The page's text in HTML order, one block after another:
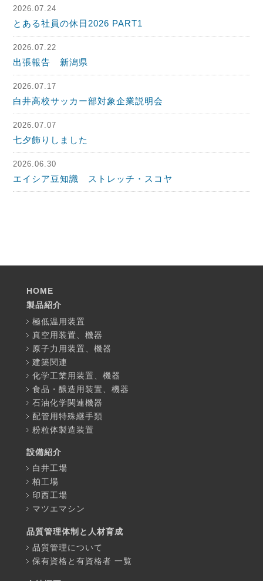
2026.07.24
とある社員の休日2026 PART1
2026.07.22
出張報告 新潟県
2026.07.17
白井高校サッカー部対象企業説明会
2026.07.07
七夕飾りしました
2026.06.30
エイシア豆知識 ストレッチ・スコヤ
HOME
製品紹介
極低温用装置
真空用装置、機器
原子力用装置、機器
建築関連
化学工業用装置、機器
食品・醸造用装置、機器
石油化学関連機器
配管用特殊継手類
粉粒体製造装置
設備紹介
白井工場
柏工場
印西工場
マツエマシン
品質管理体制と人材育成
品質管理について
保有資格と有資格者 一覧